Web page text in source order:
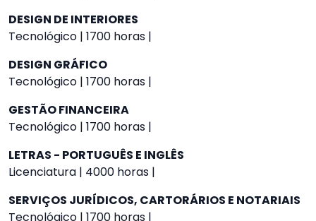
DESIGN DE INTERIORES
Tecnológico | 1700 horas |
DESIGN GRÁFICO
Tecnológico | 1700 horas |
GESTÃO FINANCEIRA
Tecnológico | 1700 horas |
LETRAS - PORTUGUÊS E INGLÊS
Licenciatura | 4000 horas |
SERVIÇOS JURÍDICOS, CARTORÁRIOS E NOTARIAIS
Tecnológico | 1700 horas |